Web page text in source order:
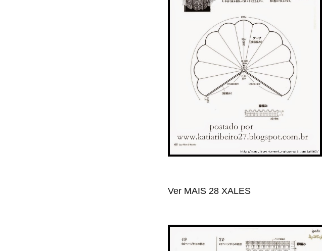
Ver MAIS 28 XALES